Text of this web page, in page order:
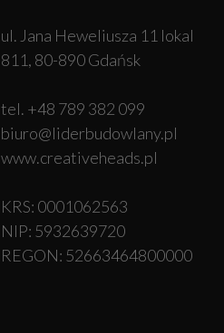
ul. Jana Heweliusza 11 lokal
811, 80-890 Gdańsk
tel. +48 789 382 099
biuro@liderbudowlany.pl
www.creativeheads.pl
KRS: 0001062563
NIP: 5932639720
REGON: 52663464800000